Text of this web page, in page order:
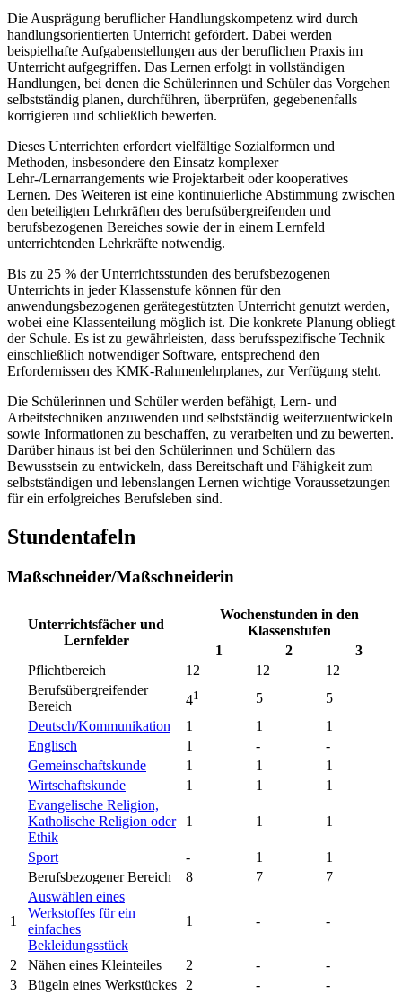
Die Ausprägung beruflicher Handlungskompetenz wird durch
handlungsorientierten Unterricht gefördert. Dabei werden
beispielhafte Aufgabenstellungen aus der beruflichen Praxis im
Unterricht aufgegriffen. Das Lernen erfolgt in vollständigen
Handlungen, bei denen die Schülerinnen und Schüler das Vorgehen
selbstständig planen, durchführen, überprüfen, gegebenenfalls
korrigieren und schließlich bewerten.
Dieses Unterrichten erfordert vielfältige Sozialformen und
Methoden, insbesondere den Einsatz komplexer
Lehr-/Lernarrangements wie Projektarbeit oder kooperatives
Lernen. Des Weiteren ist eine kontinuierliche Abstimmung zwischen
den beteiligten Lehrkräften des berufsübergreifenden und
berufsbezogenen Bereiches sowie der in einem Lernfeld
unterrichtenden Lehrkräfte notwendig.
Bis zu 25 % der Unterrichtsstunden des berufsbezogenen
Unterrichts in jeder Klassenstufe können für den
anwendungsbezogenen gerätegestützten Unterricht genutzt werden,
wobei eine Klassenteilung möglich ist. Die konkrete Planung obliegt
der Schule. Es ist zu gewährleisten, dass berufsspezifische Technik
einschließlich notwendiger Software, entsprechend den
Erfordernissen des KMK-Rahmenlehrplanes, zur Verfügung steht.
Die Schülerinnen und Schüler werden befähigt, Lern- und
Arbeitstechniken anzuwenden und selbstständig weiterzuentwickeln
sowie Informationen zu beschaffen, zu verarbeiten und zu bewerten.
Darüber hinaus ist bei den Schülerinnen und Schülern das
Bewusstsein zu entwickeln, dass Bereitschaft und Fähigkeit zum
selbstständigen und lebenslangen Lernen wichtige Voraussetzungen
für ein erfolgreiches Berufsleben sind.
Stundentafeln
Maßschneider/Maßschneiderin
Unterrichtsfächer und
Lernfelder
Wochenstunden in den
Klassenstufen
1
2
3
Pflichtbereich
12 12
12
Berufsübergreifender
Bereich
41 5
5
Deutsch/Kommunikation
1 1
1
Englisch
1 -
-
Gemeinschaftskunde
1 1
1
Wirtschaftskunde
1 1
1
Evangelische Religion,
Katholische Religion oder
Ethik
1 1 1
Sport - 1
1
Berufsbezogener Bereich
8 7 7
1
Auswählen eines
Werkstoffes für ein
einfaches
Bekleidungsstück
1 - -
2 Nähen eines Kleinteiles 2 -
-
3
Bügeln eines Werkstückes 2 -
-